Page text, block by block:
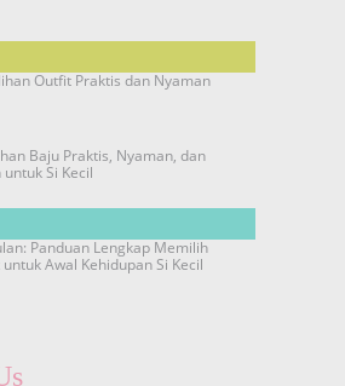
Outfit Praktis dan Nyaman
Baju Praktis, Nyaman, dan
Si Kecil
Panduan Lengkap Memilih
Awal Kehidupan Si Kecil